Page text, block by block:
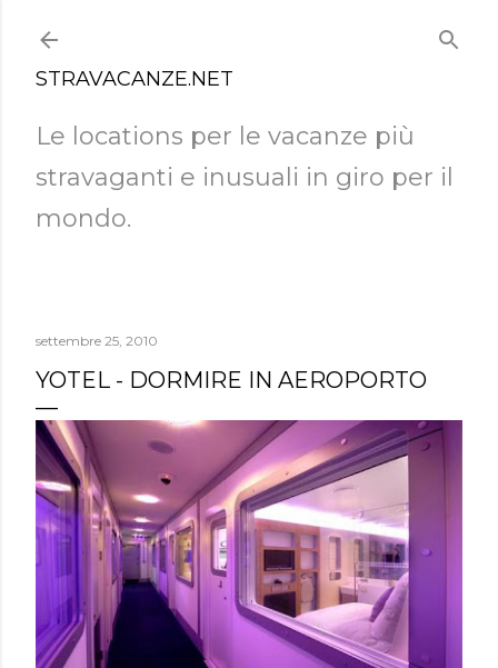
STRAVACANZE.NET
Le locations per le vacanze più
stravaganti e inusuali in giro per il
mondo.
settembre 25, 2010
YOTEL - DORMIRE IN AEROPORTO